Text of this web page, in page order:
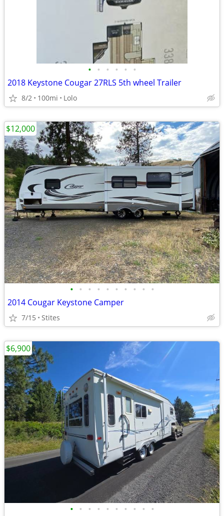
• • • • • •
2018 Keystone Cougar 27RLS 5th wheel Trailer
8/2 100mi Lolo
• • • • • • • • • •
2014 Cougar Keystone Camper
7/15 Stites
$12,000
• • • • • • • • • •
$6,900